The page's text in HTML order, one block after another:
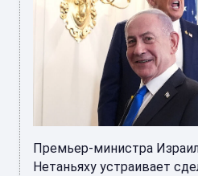
Премьер-министра
Нетаньяху устраивает